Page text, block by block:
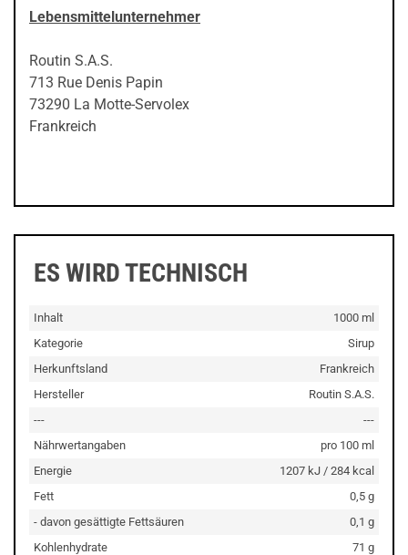
Lebensmittelunternehmer
Routin S.A.S.
713 Rue Denis Papin
73290 La Motte-Servolex
Frankreich
ES WIRD TECHNISCH
Inhalt
1000 ml
Kategorie
Sirup
Herkunftsland
Frankreich
Hersteller
Routin S.A.S.
---
---
Nährwertangaben
pro 100 ml
Energie
1207 kJ / 284 kcal
Fett
0,5 g
- davon gesättigte Fettsäuren
0,1 g
Kohlenhydrate
71 g